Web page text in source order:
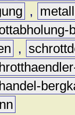
,
metall
,